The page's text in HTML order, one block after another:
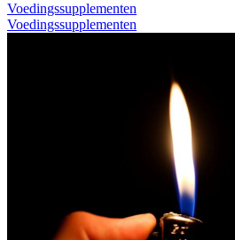
Voedingssupplementen
Voedingssupplementen